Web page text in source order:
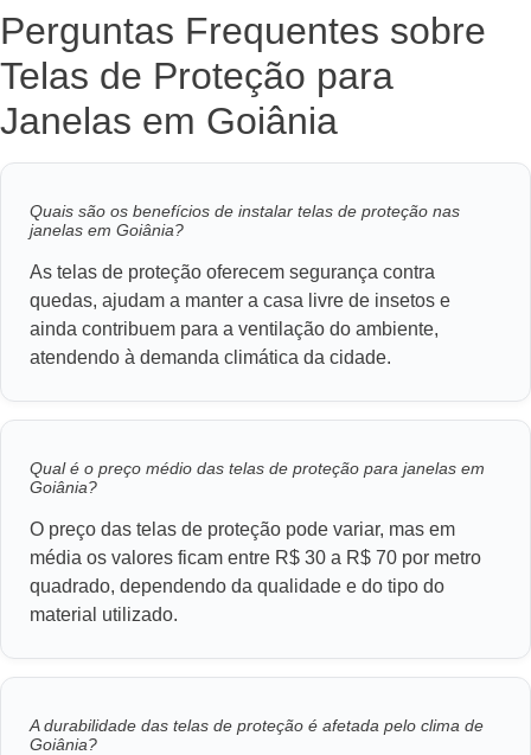
Perguntas Frequentes sobre
Telas de Proteção para
Janelas em Goiânia
Quais são os benefícios de instalar telas de proteção nas
janelas em Goiânia?
As telas de proteção oferecem segurança contra
quedas, ajudam a manter a casa livre de insetos e
ainda contribuem para a ventilação do ambiente,
atendendo à demanda climática da cidade.
Qual é o preço médio das telas de proteção para janelas em
Goiânia?
O preço das telas de proteção pode variar, mas em
média os valores ficam entre R$ 30 a R$ 70 por metro
quadrado, dependendo da qualidade e do tipo do
material utilizado.
A durabilidade das telas de proteção é afetada pelo clima de
Goiânia?